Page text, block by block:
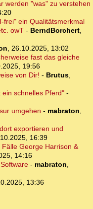
werden "was" zu verstehen
frei" ein Qualitätsmerkmal
owT - BerndBorchert,
, 26.10.2025, 13:02
fast das gleiche
19:56
von Dir! - Brutus,
schnelles Pferd"-
umgehen - mabraton,
exportieren und
16:39
George Harrison &
14:16
- mabraton,
13:36